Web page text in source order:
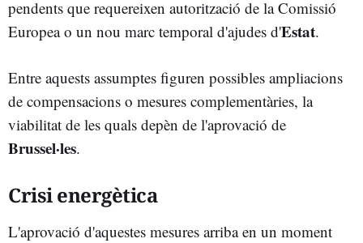
pendents que requereixen autorització de la Comissió
Europea o un nou marc temporal d'ajudes d'Estat.
Entre aquests assumptes figuren possibles ampliacions
de compensacions o mesures complementàries, la
viabilitat de les quals depèn de l'aprovació de
Brussel·les.
Crisi energètica
L'aprovació d'aquestes mesures arriba en un moment